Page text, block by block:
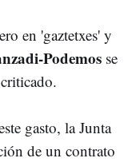
en 'gaztetxes' y
Podemos se
gasto, la Junta
de un contrato